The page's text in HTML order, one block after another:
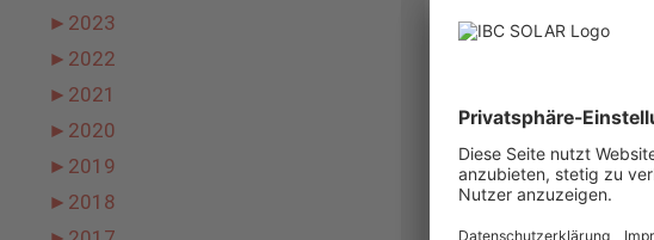
kürzester Zeit enorm
Freiflächen-
Projektentwicklung
untersucht und
► 2023
► 2022
► 2021
► 2020
► 2019
► 2018